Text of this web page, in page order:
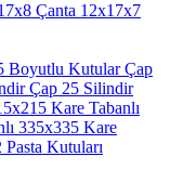
Çanta 12x17x7
Boyutlu KutularÇap
Çap 25 Silindir
Kare Tabanlı
335x335 Kare
Kutuları